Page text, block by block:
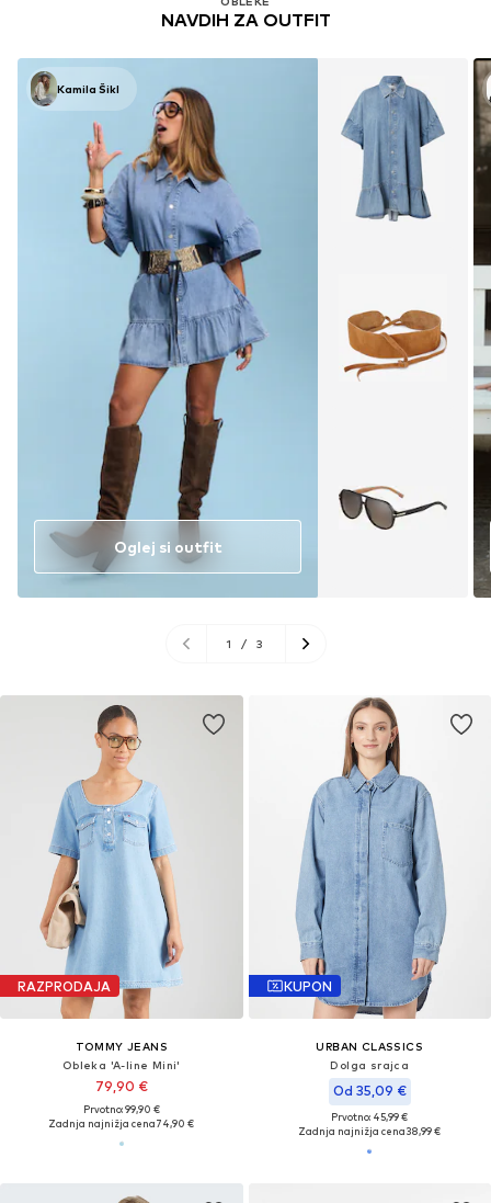
NAVDIH ZA OUTFIT
Kamila Šikl
Oglej si outfit
1 / 3
RAZPRODAJA
TOMMY JEANS
Obleka 'A-line Mini'
79,90 €
Prvotno: 99,90 €
Zadnja najnižja cena74,90 €
KUPON
URBAN CLASSICS
Dolga srajca
Od 35,09 €
Prvotno: 45,99 €
Zadnja najnižja cena38,99 €